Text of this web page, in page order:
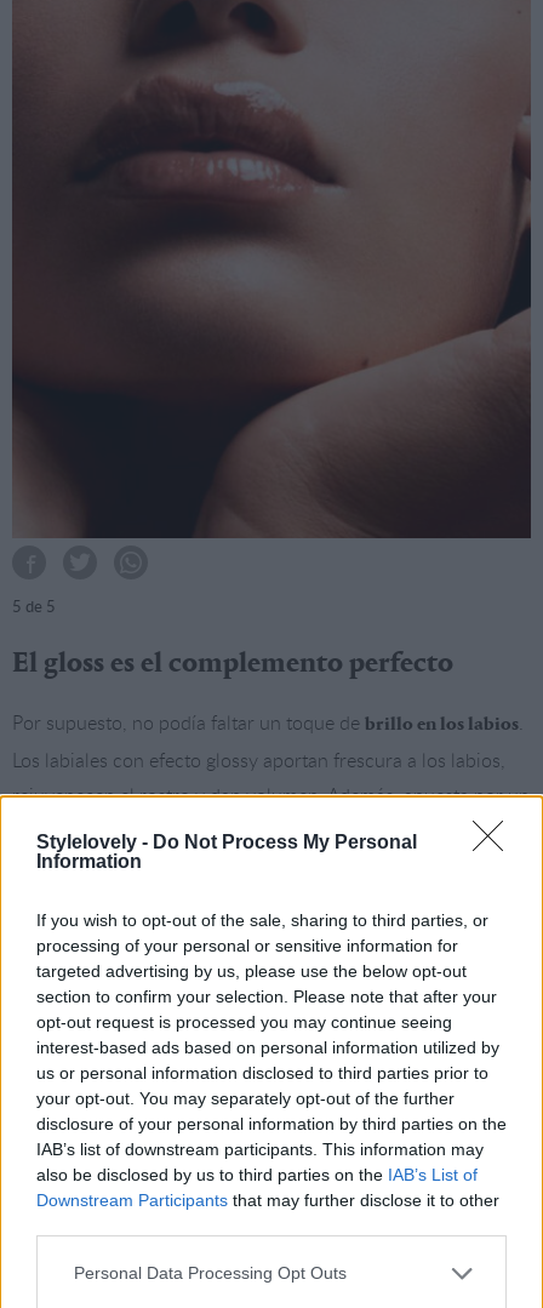
Stylelovely - Do Not Process My Personal
Information
If you wish to opt-out of the sale, sharing to third parties, or
processing of your personal or sensitive information for
targeted advertising by us, please use the below opt-out
section to confirm your selection. Please note that after your
opt-out request is processed you may continue seeing
interest-based ads based on personal information utilized by
us or personal information disclosed to third parties prior to
your opt-out. You may separately opt-out of the further
disclosure of your personal information by third parties on the
IAB’s list of downstream participants. This information may
also be disclosed by us to third parties on the IAB’s List of
Downstream Participants that may further disclose it to other
Personal Data Processing Opt Outs
5 de 5
El gloss es el complemento perfecto
Por supuesto, no podía faltar un toque de brillo en los labios.
Los labiales con efecto glossy aportan frescura a los labios,
rejuvenecen el rostro y dan volumen. Además, apuesta por un
labial voluminizador para lucir unos labios siempre brillantes
y con volumen.